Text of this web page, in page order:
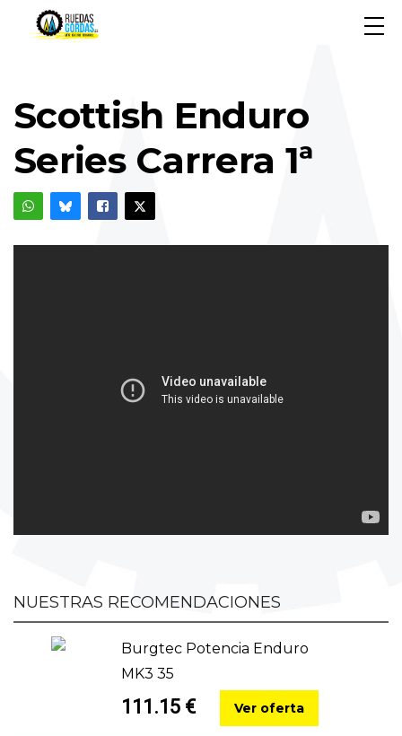
Scottish Enduro
Series Carrera 1ª
NUESTRAS RECOMENDACIONES
Burgtec Potencia Enduro
MK3 35
111.15 € Ver oferta